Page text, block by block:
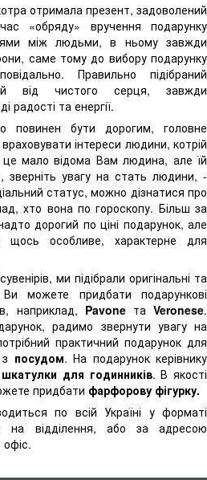
отримала презент, задоволений
«обряду» вручення подарунку
між людьми, в ньому завжди
саме тому до вибору подарунку
Правильно підібраний
від чистого серця, завжди
радості та енергії.
повинен бути дорогим, головне
інтереси людини, котрій
це мало відома Вам людина, але їй
зверніть увагу на стать людини, -
статус, можно дізнатися про
хто вона по гороскопу. Більш за
дорогий по ціні подарунок, але
щось особливе, характерне для
ми підібрали оригінальні та
можете придбати подарункові
наприклад, PavoneтаVeronese.
радимо звернути увагу на
практичний подарунок для
посудом. На подарунок керівнику
шкатулки для годинників. В якості
придбати фарфорову фігурку.
по всій Україні у форматі
на відділення, або за адресою